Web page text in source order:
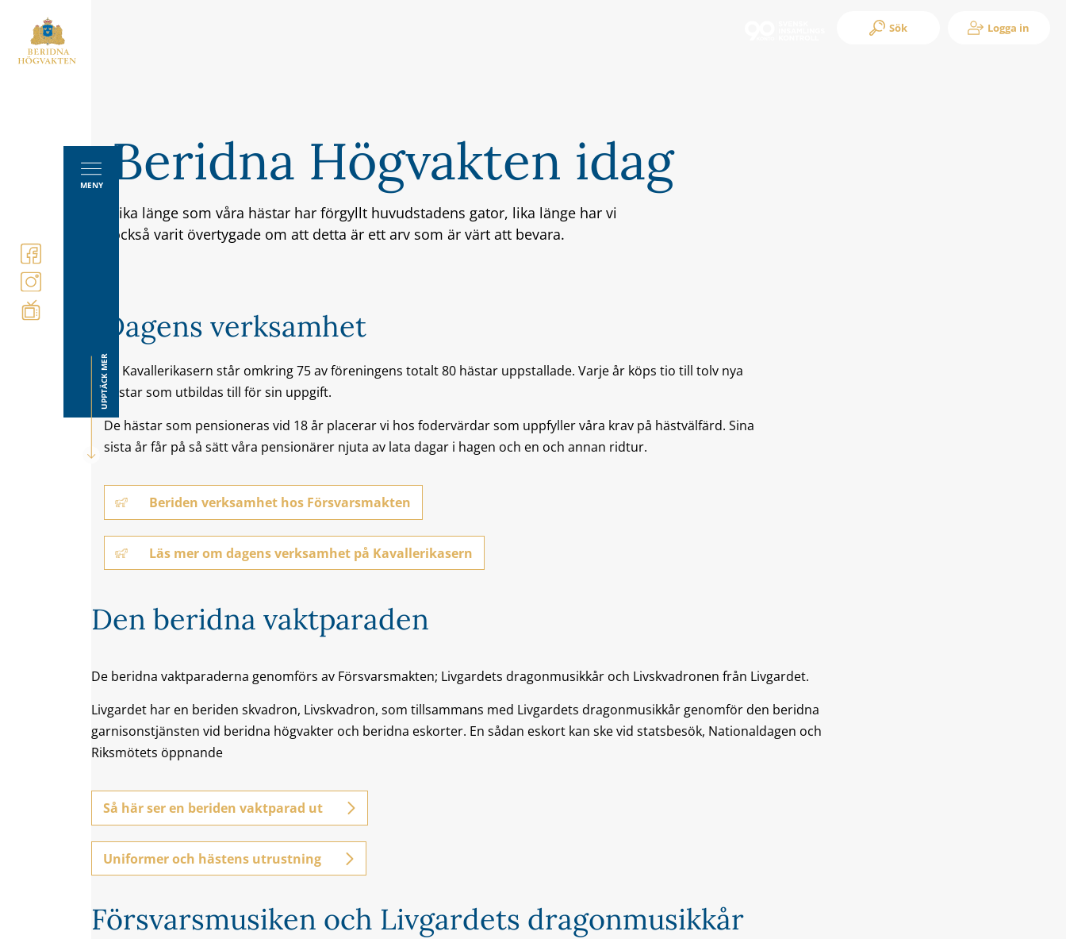
MENY
UPPTÄCK MER
Sök Logga in
Beridna Högvakten idag
Lika länge som våra hästar har förgyllt huvudstadens gator, lika länge har vi
också varit övertygade om att detta är ett arv som är värt att bevara.
Dagens verksamhet
På Kavallerikasern står omkring 75 av föreningens totalt 80 hästar uppstallade. Varje år köps tio till tolv nya
hästar som utbildas till för sin uppgift.
De hästar som pensioneras vid 18 år placerar vi hos fodervärdar som uppfyller våra krav på hästvälfärd. Sina
sista år får på så sätt våra pensionärer njuta av lata dagar i hagen och en och annan ridtur.
Beriden verksamhet hos Försvarsmakten
Läs mer om dagens verksamhet på Kavallerikasern
Den beridna vaktparaden
De beridna vaktparaderna genomförs av Försvarsmakten; Livgardets dragonmusikkår och Livskvadronen från Livgardet.
Livgardet har en beriden skvadron, Livskvadron, som tillsammans med Livgardets dragonmusikkår genomför den beridna
garnisonstjänsten vid beridna högvakter och beridna eskorter. En sådan eskort kan ske vid statsbesök, Nationaldagen och
Riksmötets öppnande
Så här ser en beriden vaktparad ut
Uniformer och hästens utrustning
Försvarsmusiken och Livgardets dragonmusikkår